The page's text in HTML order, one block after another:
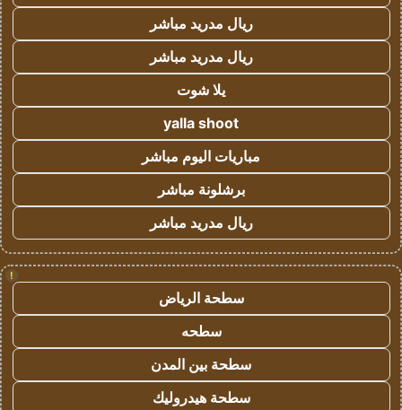
ريال مدريد مباشر
ريال مدريد مباشر
يلا شوت
yalla shoot
مباريات اليوم مباشر
برشلونة مباشر
ريال مدريد مباشر
!
سطحة الرياض
سطحه
سطحة بين المدن
سطحة هيدروليك